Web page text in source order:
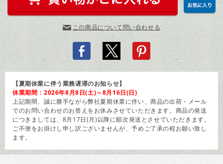
この商品について問い合わせる
【夏期休業に伴う業務遅滞のお知らせ】
休業期間：2026年8月8日(土)～8月16日(日)
上記期間、誠に勝手ながら弊社夏期休業に伴い、商品の出荷・メール
でのお問い合わせのお答えをお休みさせていただきます。商品の発送
につきましては、8月17日(月)以降に順次発送とさせていただきます。
ご不便をお掛けし申し訳ございませんが、予めご了承の程お願い致し
ます。